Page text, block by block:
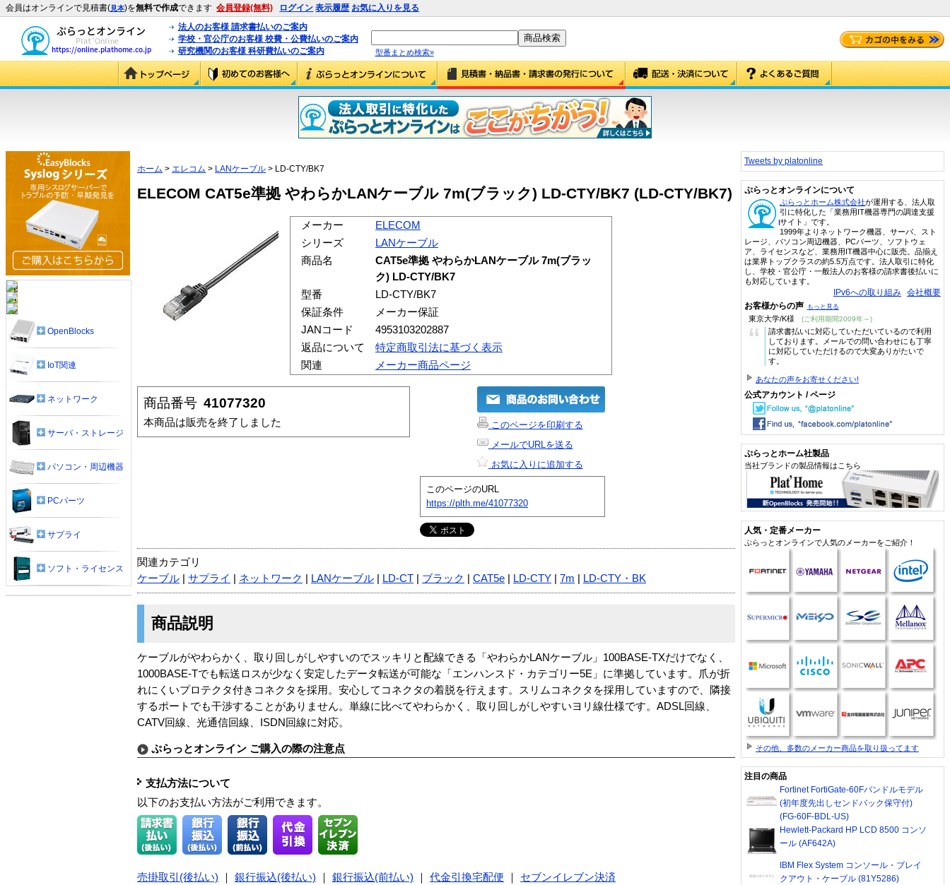
会員はオンラインで見積書(見本)を無料で作成できます 会員登録(無料) ログイン 表示履歴 お気に入りを見る
法人のお客様 請求書払いのご案内
学校・官公庁のお客様 校費・公費払いのご案内
研究機関のお客様 科研費払いのご案内
型番まとめ検索»
ホーム > エレコム > LANケーブル > LD-CTY/BK7
ELECOM CAT5e準拠 やわらかLANケーブル 7m(ブラック) LD-CTY/BK7 (LD-CTY/BK7)
メーカー
ELECOM
シリーズ
LANケーブル
商品名
CAT5e準拠 やわらかLANケーブル 7m(ブラッ
ク) LD-CTY/BK7
型番
LD-CTY/BK7
保証条件
メーカー保証
JANコード
4953103202887
返品について
特定商取引法に基づく表示
関連
メーカー商品ページ
商品番号 41077320
本商品は販売を終了しました
このページを印刷する
メールでURLを送る
お気に入りに追加する
このページのURL
https://plth.me/41077320
関連カテゴリ
ケーブル
サプライ ネットワーク LANケーブル LD-CT ブラック CAT5e LD-CTY 7m LD-CTY・BK
商品説明
ケーブルがやわらかく、取り回しがしやすいのでスッキリと配線できる「やわらかLANケーブル」100BASE-TXだけでなく、
1000BASE-Tでも転送ロスが少なく安定したデータ転送が可能な「エンハンスド・カテゴリー5E」に準拠しています。爪が折
れにくいプロテクタ付きコネクタを採用。安心してコネクタの着脱を行えます。スリムコネクタを採用していますので、隣接
するポートでも干渉することがありません。単線に比べてやわらかく、取り回しがしやすいヨリ線仕様です。ADSL回線、
CATV回線、光通信回線、ISDN回線に対応。
ぷらっとオンライン ご購入の際の注意点
支払方法について
以下のお支払い方法がご利用できます。
売掛取引(後払い) 銀行振込(後払い) 銀行振込(前払い) 代金引換宅配便
セブンイレブン決済
OpenBlocks
IoT関連
ネットワーク
サーバ・ストレージ
パソコン・周辺機器
PCパーツ
サプライ
ソフト・ライセンス
Tweets by platonline
ぷらっとオンラインについて
ぷらっとホーム株式会社が運用する、法人取
引に特化した「業務用IT機器専門の調達支援
サイト」です。
1999年よりネットワーク機器、サーバ、スト
レージ、パソコン周辺機器、PCパーツ、ソフトウェ
ア、ライセンスなど、業務用IT機器中心に販売。品揃え
は業界トップクラスの約5.5万点です。法人取引に特化
し、学校・官公庁・一般法人のお客様の請求書後払いに
も対応しています。
IPv6への取り組み 会社概要
お客様からの声 もっと見る
東京大学/K様 (ご利用期間2009年～)
“
請求書払いに対応していただいているので利用
しております。メールでの問い合わせにも丁寧
に対応していただけるので大変ありがたいで
す。
あなたの声をお寄せください!
公式アカウント / ページ
ぷらっとホーム社製品
当社ブランドの製品情報はこちら
人気・定番メーカー
ぷらっとオンラインで人気のメーカーをご紹介！
その他、多数のメーカー商品を取り扱ってます
注目の商品
Fortinet FortiGate-60Fバンドルモデル
(初年度先出しセンドバック保守付)
(FG-60F-BDL-US)
Hewlett-Packard HP LCD 8500 コンソ
ール (AF642A)
IBM Flex System コンソール・ブレイ
クアウト・ケーブル (81Y5286)